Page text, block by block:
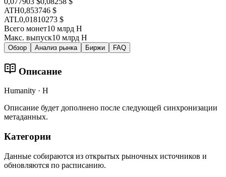
ATH0,853746 $
ATL0,01810273 $
Всего монет10 млрд H
Макс. выпуск10 млрд H
Обзор Анализ рынка Биржи FAQ
Описание
Humanity · H
Описание будет дополнено после следующей синхронизации
метаданных.
Категории
Данные собираются из открытых рыночных источников и
обновляются по расписанию.